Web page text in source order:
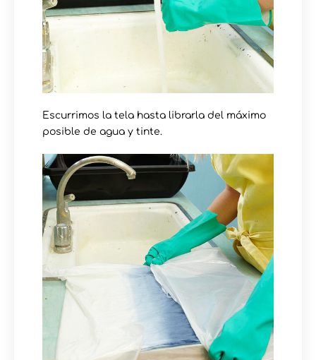
Escurrimos la tela hasta librarla del máximo
posible de agua y tinte.